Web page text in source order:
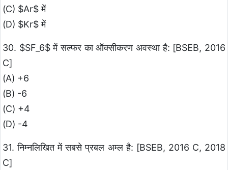
(C) $Ar$ में
(D) $Kr$ में
30. $SF_6$ में सल्फर का ऑक्सीकरण अवस्था है: [BSEB, 2016
C]
(A) +6
(B) -6
(C) +4
(D) -4
31. निम्नलिखित में सबसे प्रबल अम्ल है: [BSEB, 2016 C, 2018
C]